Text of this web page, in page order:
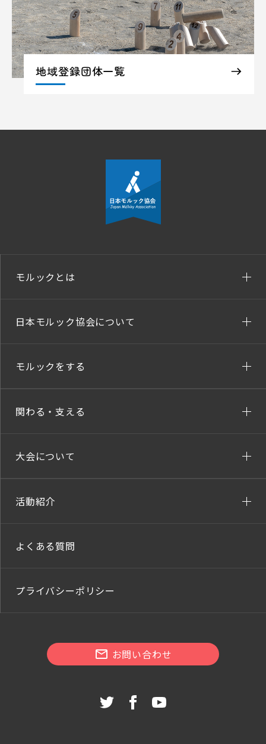
地域登録団体一覧
モルックとは
日本モルック協会について
モルックをする
関わる・支える
大会について
活動紹介
よくある質問
プライバシーポリシー
お問い合わせ